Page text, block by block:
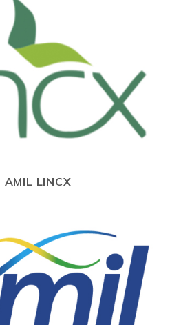
AMIL LINCX